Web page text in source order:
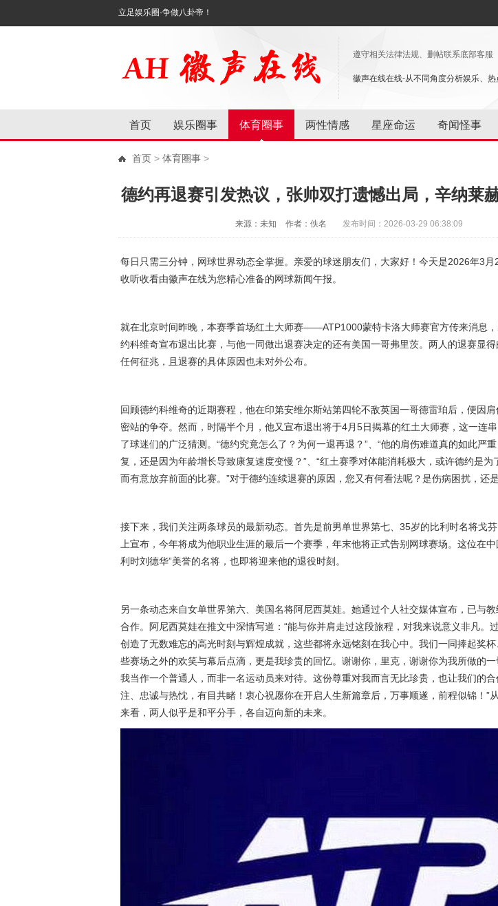
立足娱乐圈·争做八卦帝！
遵守相关法律法规、删帖联系底部客服
徽声在线在线-从不同角度分析娱乐、热
首页 娱乐圈事 体育圈事 两性情感 星座命运 奇闻怪事
首页 > 体育圈事 >
德约再退赛引发热议，张帅双打遗憾出局，辛纳莱
来源：未知 作者：佚名 发布时间：2026-03-29 06:38:09
每日只需三分钟，网球世界动态全掌握。亲爱的球迷朋友们，大家好！今天是2026年3月
收听收看由徽声在线为您精心准备的网球新闻午报。
就在北京时间昨晚，本赛季首场红土大师赛——ATP1000蒙特卡洛大师赛官方传来消息
约科维奇宣布退出比赛，与他一同做出退赛决定的还有美国一哥弗里茨。两人的退赛显
任何征兆，且退赛的具体原因也未对外公布。
回顾德约科维奇的近期赛程，他在印第安维尔斯站第四轮不敌英国一哥德雷珀后，便因
密站的争夺。然而，时隔半个月，他又宣布退出将于4月5日揭幕的红土大师赛，这一连
了球迷们的广泛猜测。“德约究竟怎么了？为何一退再退？”、“他的肩伤难道真的如此严
复，还是因为年龄增长导致康复速度变慢？”、“红土赛季对体能消耗极大，或许德约是为
而有意放弃前面的比赛。”对于德约连续退赛的原因，您又有何看法呢？是伤病困扰，还
接下来，我们关注两条球员的最新动态。首先是前男单世界第七、35岁的比利时名将戈
上宣布，今年将成为他职业生涯的最后一个赛季，年末他将正式告别网球赛场。这位在
利时刘德华”美誉的名将，也即将迎来他的退役时刻。
另一条动态来自女单世界第六、美国名将阿尼西莫娃。她通过个人社交媒体宣布，已与
合作。阿尼西莫娃在推文中深情写道：“能与你并肩走过这段旅程，对我来说意义非凡。
创造了无数难忘的高光时刻与辉煌成就，这些都将永远铭刻在我心中。我们一同捧起奖
些赛场之外的欢笑与幕后点滴，更是我珍贵的回忆。谢谢你，里克，谢谢你为我所做的
我当作一个普通人，而非一名运动员来对待。这份尊重对我而言无比珍贵，也让我们的
注、忠诚与热忱，有目共睹！衷心祝愿你在开启人生新篇章后，万事顺遂，前程似锦！”
来看，两人似乎是和平分手，各自迈向新的未来。